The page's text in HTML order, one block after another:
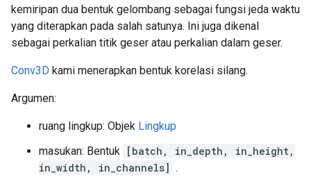
kemiripan dua bentuk gelombang sebagai fungsi jeda waktu
yang diterapkan pada salah satunya. Ini juga dikenal
sebagai perkalian titik geser atau perkalian dalam geser.
Conv3D kami menerapkan bentuk korelasi silang.
Argumen:
ruang lingkup: Objek Lingkup
masukan: Bentuk [batch, in_depth, in_height,
in_width, in_channels] .